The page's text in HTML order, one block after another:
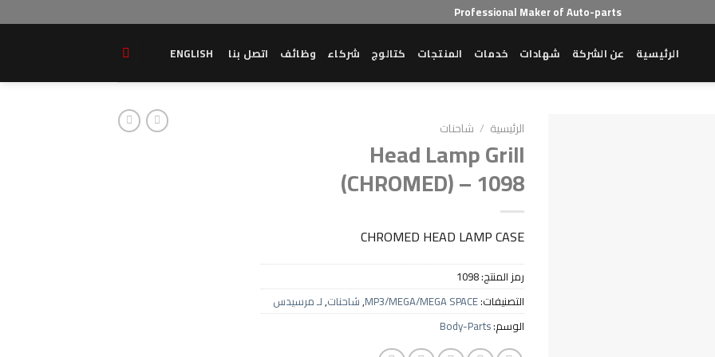
Professional Maker of Auto-parts
الرئيسية عن الشركة شهادات خدمات المنتجات كتالوج شركاء وظائف اتصل بنا ENGLISH
الرئيسية / شاحنات
Head Lamp Grill
(CHROMED) – 1098
CHROMED HEAD LAMP CASE
رمز المنتج:1098
التصنيفات:MP3/MEGA/MEGA SPACE
,شاحنات,لـ مرسيدس
الوسم:Body-Parts